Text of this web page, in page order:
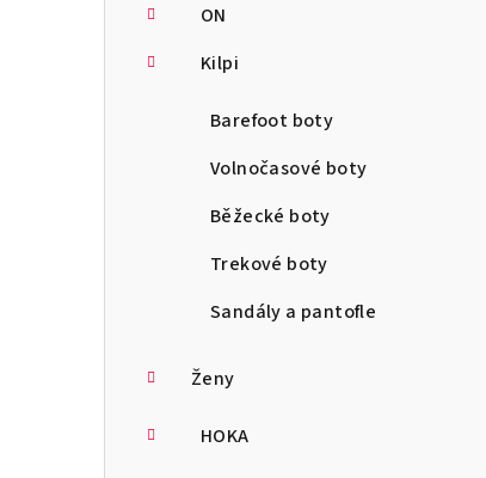
ON
Kilpi
Barefoot boty
Volnočasové boty
Běžecké boty
Trekové boty
Sandály a pantofle
Ženy
HOKA